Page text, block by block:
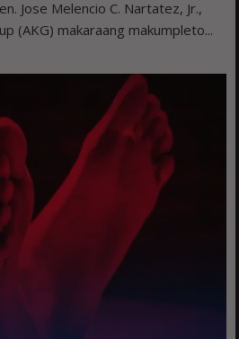
Jose Melencio C. Nartatez, Jr.,
(AKG) makaraang makumpleto...